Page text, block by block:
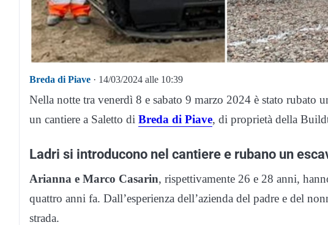
Breda di Piave · 14/03/2024 alle 10:39
Nella notte tra venerdì 8 e sabato 9 marzo 2024 è stato rubato
un cantiere a Saletto di Breda di Piave, di proprietà della
Ladri si introducono nel cantiere e rubano un
Arianna e Marco Casarin, rispettivamente 26 e 28 anni,
quattro anni fa. Dall’esperienza dell’azienda del padre e del
strada.